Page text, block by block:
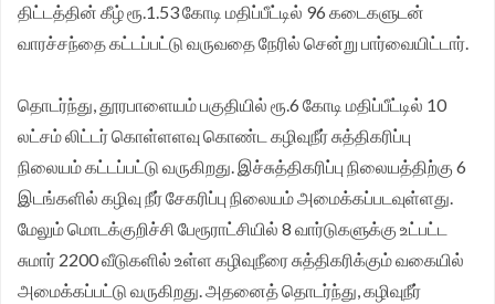
திட்டத்தின் கீழ் ரூ.1.53 கோடி மதிப்பீட்டில் 96 கடைகளுடன்
வாரச்சந்தை கட்டப்பட்டு வருவதை நேரில் சென்று பார்வையிட்டார்.
தொடர்ந்து, தூரபாளையம் பகுதியில் ரூ.6 கோடி மதிப்பீட்டில் 10
லட்சம் லிட்டர் கொள்ளளவு கொண்ட கழிவுநீர் சுத்திகரிப்பு
நிலையம் கட்டப்பட்டு வருகிறது. இச்சுத்திகரிப்பு நிலையத்திற்கு 6
இடங்களில் கழிவு நீர் சேகரிப்பு நிலையம் அமைக்கப்படவுள்ளது.
மேலும் மொடக்குறிச்சி பேரூராட்சியில் 8 வார்டுகளுக்கு உட்பட்ட
சுமார் 2200 வீடுகளில் உள்ள கழிவுநீரை சுத்திகரிக்கும் வகையில்
அமைக்கப்பட்டு வருகிறது. அதனைத் தொடர்ந்து, கழிவுநீர்